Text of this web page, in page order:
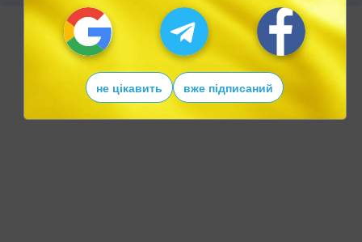
не цікавить вже підписаний